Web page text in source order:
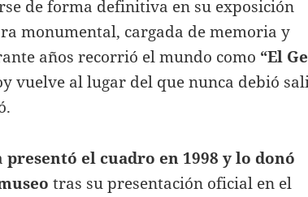
de forma definitiva en su exposición
monumental, cargada de memoria y
años recorrió el mundo como “El
vuelve al lugar del que nunca debió
presentó el cuadro en 1998 y lo donó
tras su presentación oficial en el